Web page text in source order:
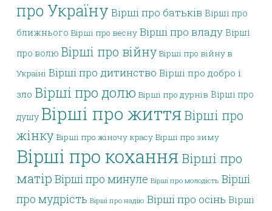
про Україну Вірші про батьків Вірші про
ближнього Вірші про весну Вірші про владу Вірші
про волю Вірші про війну Вірші про війну в
Україні Вірші про дитинство Вірші про добро і
зло Вірші про долю Вірші про дурнів Вірші про
душу Вірші про життя Вірші про
жінку Вірші про жіночу красу Вірші про зиму
Вірші про кохання Вірші про
матір Вірші про минуле Вірші про молодість Вірші
про мудрість Вірші про надію Вірші про осінь Вірші